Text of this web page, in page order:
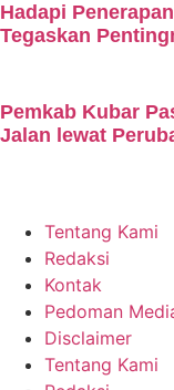
Hadapi
Tegaskan
Pemkab Kubar
Jalan lewat
Tentang Kami
Redaksi
Kontak
Pedoman
Disclaimer
Tentang Kami